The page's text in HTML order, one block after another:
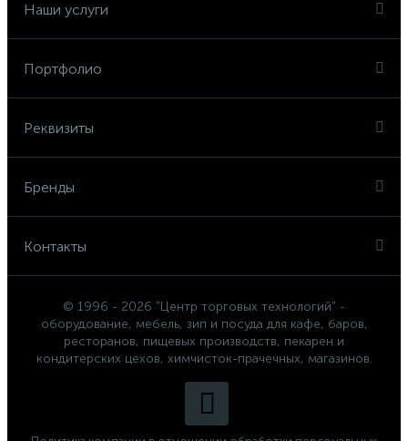
Наши услуги
Портфолио
Реквизиты
Бренды
Контакты
© 1996 - 2026 "Центр торговых технологий" -
оборудование, мебель, зип и посуда для кафе, баров,
ресторанов, пищевых производств, пекарен и
кондитерских цехов, химчисток-прачечных, магазинов.